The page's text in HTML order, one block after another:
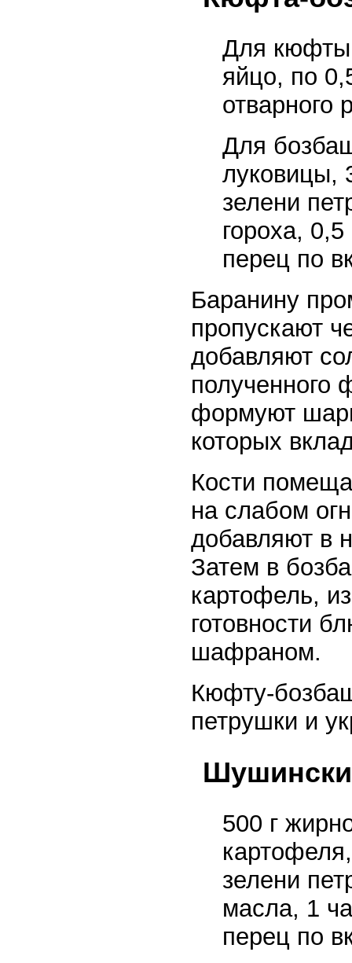
Для
яйцо, по
отварного
Для
луковицы,
зелени
гороха,
перец по
Баранину
пропускают
добавляют
полученного
формуют
которых
Кости
на слабом
добавляют в
Затем в
картофель,
готовности
шафраном.
Кюфту-
петрушки и
500 г
зелени
масла, 1
перец по